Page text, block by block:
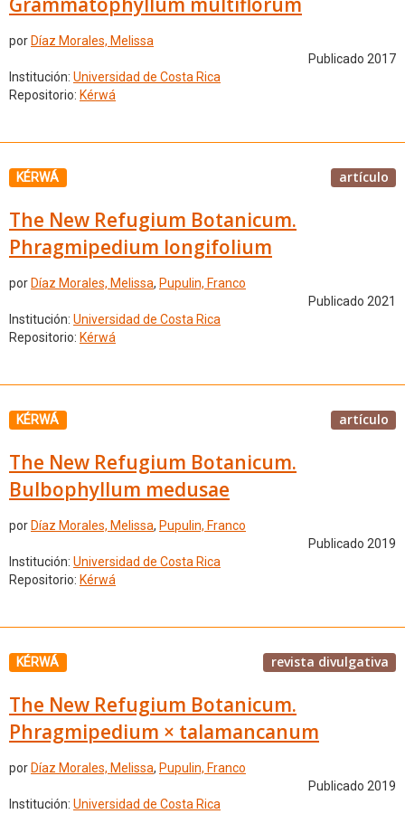
por Díaz Morales, Melissa
Publicado 2017
Institución: Universidad de Costa Rica
Repositorio: Kérwá
KÉRWÁ artículo
The New Refugium Botanicum.
Phragmipedium longifolium
por Díaz Morales, Melissa, Pupulin, Franco
Publicado 2021
Institución: Universidad de Costa Rica
Repositorio: Kérwá
KÉRWÁ artículo
The New Refugium Botanicum.
Bulbophyllum medusae
por Díaz Morales, Melissa, Pupulin, Franco
Publicado 2019
Institución: Universidad de Costa Rica
Repositorio: Kérwá
KÉRWÁ revista divulgativa
The New Refugium Botanicum.
Phragmipedium × talamancanum
por Díaz Morales, Melissa, Pupulin, Franco
Publicado 2019
Institución: Universidad de Costa Rica